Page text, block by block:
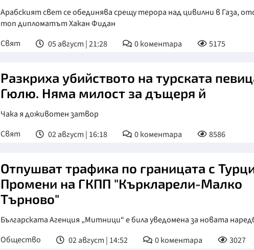
Арабският свет се обединява срещу терора над цивилни в Газа,
топ дипломатът Хакан Фидан
Свят
05 август | 21:28 0коментара 5175
Разкриха убийството на турската
Гюлю. Няма милост за дъщеря й
Чака я доживотен затвор
Свят
02 август | 16:18 0коментара 8586
Отпушват трафика по границата с
Промени на ГКПП "Къркларели-Малко
Търново"
Българската Агенция „Митници“ е била уведомена за новата
Общество
02 август | 14:52 0коментара 3027